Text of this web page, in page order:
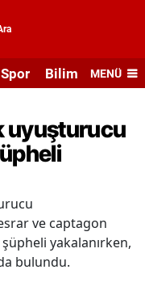
Spor Bilim veMENÜ
uyuşturucu
ve captagon
yakalanırken,
bulundu.